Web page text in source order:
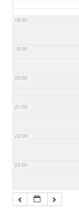
18:00
19:00
20:00
21:00
22:00
23:00